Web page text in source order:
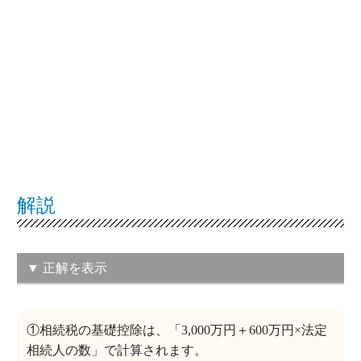
解説
▼ 正解を表示
この問題の正解率：38.3％（やや低い）
①相続税の基礎控除は、「3,000万円＋600万円×法定
相続人の数」で計算されます。